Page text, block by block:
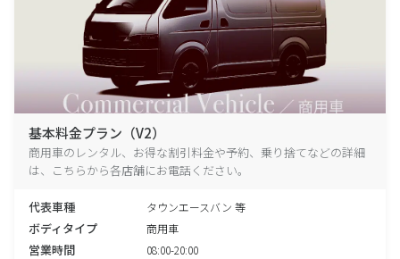
基本料金プラン（V2）
商用車のレンタル、お得な割引料金や予約、乗り捨てなどの詳細
は、こちらから各店舗にお電話ください。
代表車種 タウンエースバン 等
ボディタイプ 商用車
営業時間 08:00-20:00